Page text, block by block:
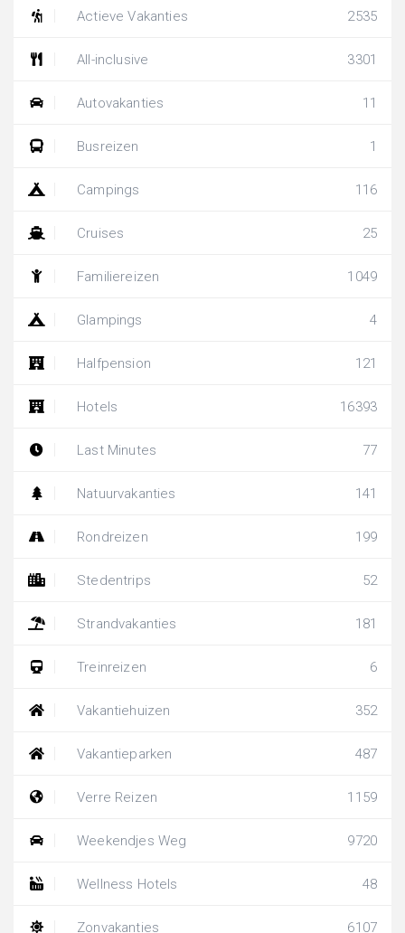
Actieve Vakanties 2535
All-inclusive 3301
Autovakanties 11
Busreizen 1
Campings 116
Cruises 25
Familiereizen 1049
Glampings 4
Halfpension 121
Hotels 16393
Last Minutes 77
Natuurvakanties 141
Rondreizen 199
Stedentrips 52
Strandvakanties 181
Treinreizen 6
Vakantiehuizen 352
Vakantieparken 487
Verre Reizen 1159
Weekendjes Weg 9720
Wellness Hotels 48
Zonvakanties 6107